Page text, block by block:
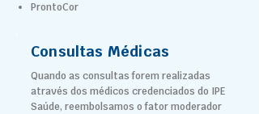
ProntoCor
Consultas Médicas
Quando as consultas forem realizadas
através dos médicos credenciados do IPE
Saúde, reembolsamos o fator moderador